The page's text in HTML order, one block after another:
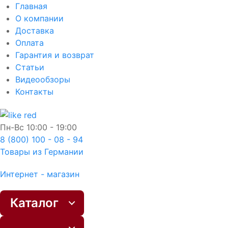
Главная
О компании
Доставка
Оплата
Гарантия и возврат
Статьи
Видеообзоры
Контакты
Пн-Вс 10:00 - 19:00
8 (800) 100 - 08 - 94
Товары из Германии
Интернет - магазин
Каталог